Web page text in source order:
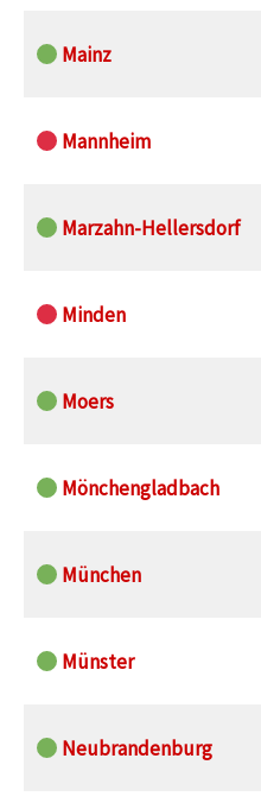
Mainz
Mannheim
Marzahn-Hellersdorf
Minden
Moers
Mönchengladbach
München
Münster
Neubrandenburg